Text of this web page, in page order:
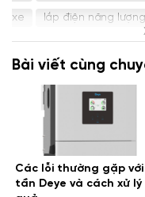
xe lắp điện năng
trời bãi đậu xe lắp
điện năng lượng mặt trời
trời nhà đậu xe điện
điện mặt trời bãi đỗ xe
lượng mặt trời
Bài viết cùng
Các lỗi thường gặp với
tần Deye và cách xử lý